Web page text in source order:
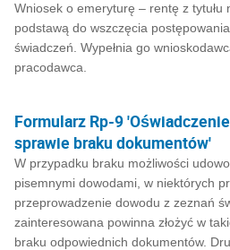
Wniosek o emeryturę – rentę z tytułu
podstawą do wszczęcia
świadczeń. Wypełnia go
pracodawca.
Formularz Rp-9
sprawie braku dokumentów'
W przypadku braku możliwości
pisemnymi dowodami, w niektórych
przeprowadzenie dowodu z zeznań
zainteresowana powinna złożyć w
braku odpowiednich dokumentów.